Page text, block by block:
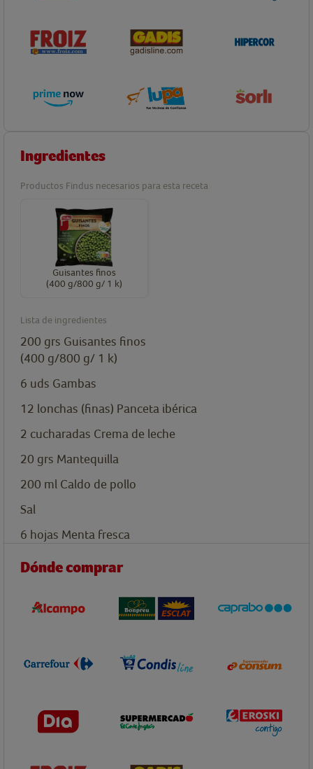
Ingredientes
Productos Findus necesarios para esta receta
Guisantes finos
(400 g/800 g/ 1 k)
Lista de ingredientes
200 grs Guisantes finos
(400 g/800 g/ 1 k)
6 uds Gambas
12 lonchas (finas) Panceta ibérica
2 cucharadas Crema de leche
20 grs Mantequilla
200 ml Caldo de pollo
Sal
6 hojas Menta fresca
Dónde comprar